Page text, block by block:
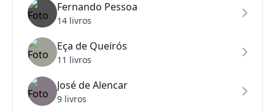
Fernando Pessoa
14 livros
Eça de Queirós
11 livros
José de Alencar
9 livros